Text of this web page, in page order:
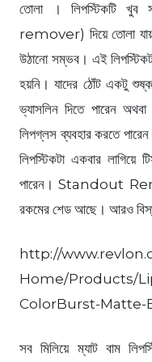
তোলা । লিপস্টিকটি
remover) দিয়ে তোলা
উঠানো সম্ভব। এই
হয়নি। যাদের ঠোঁট একটু
ভ্যাসলিন দিতে পারেন
লিপগ্লস ব্যবহার করতে
লিপস্টিকটা একবার লাগিয়ে
পারেন। Standout
রকমের শেড আছে। আরও
http://
Home/Products/
ColorBurst-Matte-
সব মিলিয়ে ম্যাট বাম